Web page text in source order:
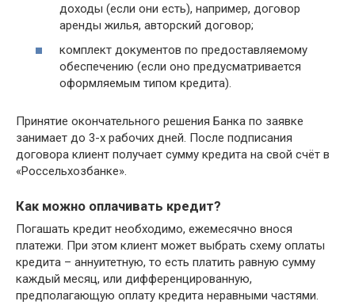
доходы (если они есть), например, договор
аренды жилья, авторский договор;
комплект документов по предоставляемому
обеспечению (если оно предусматривается
оформляемым типом кредита).
Принятие окончательного решения Банка по заявке
занимает до 3-х рабочих дней. После подписания
договора клиент получает сумму кредита на свой счёт в
«Россельхозбанке».
Как можно оплачивать кредит?
Погашать кредит необходимо, ежемесячно внося
платежи. При этом клиент может выбрать схему оплаты
кредита – аннуитетную, то есть платить равную сумму
каждый месяц, или дифференцированную,
предполагающую оплату кредита неравными частями.